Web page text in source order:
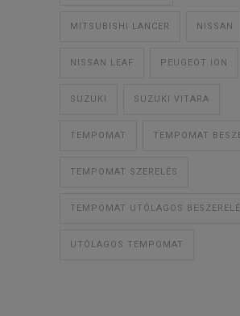
MITSUBISHI LANCER NISSAN
NISSAN LEAF PEUGEOT ION
SUZUKI SUZUKI VITARA
TEMPOMAT TEMPOMAT
TEMPOMAT SZERELÉS
TEMPOMAT UTÓLAGOS
UTÓLAGOS TEMPOMAT